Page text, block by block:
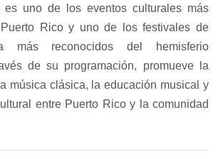
es uno de los eventos culturales más
Rico y uno de los festivales de
más reconocidos del hemisferio
de su programación, promueve la
música clásica, la educación musical y
entre Puerto Rico y la comunidad